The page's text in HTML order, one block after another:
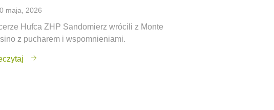
maja, 2026
Hufca ZHP Sandomierz wrócili z Monte
z pucharem i wspomnieniami.